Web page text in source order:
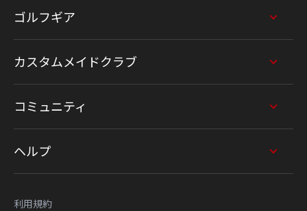
ゴルフギア
カスタムメイドクラブ
コミュニティ
ヘルプ
利用規約